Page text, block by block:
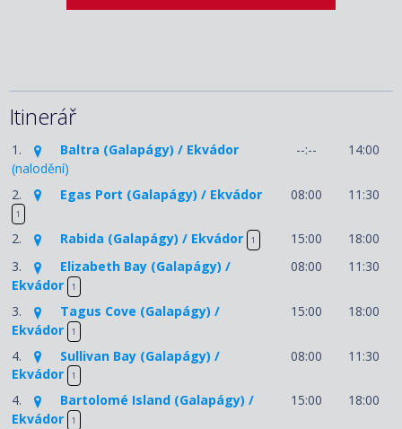
Itinerář
1.
Baltra (Galapágy) / Ekvádor
(nalodění)
--:-- 14:00
2. Egas Port (Galapágy) / Ekvádor
1
08:00 11:30
2. Rabida (Galapágy) / Ekvádor 1 15:00
18:00
3.
Elizabeth Bay (Galapágy) /
Ekvádor
1
08:00 11:30
3.
Tagus Cove (Galapágy) /
Ekvádor
1
15:00 18:00
4.
Sullivan Bay (Galapágy) /
Ekvádor
1
08:00 11:30
4.
Bartolomé Island (Galapágy) /
Ekvádor
1
15:00 18:00